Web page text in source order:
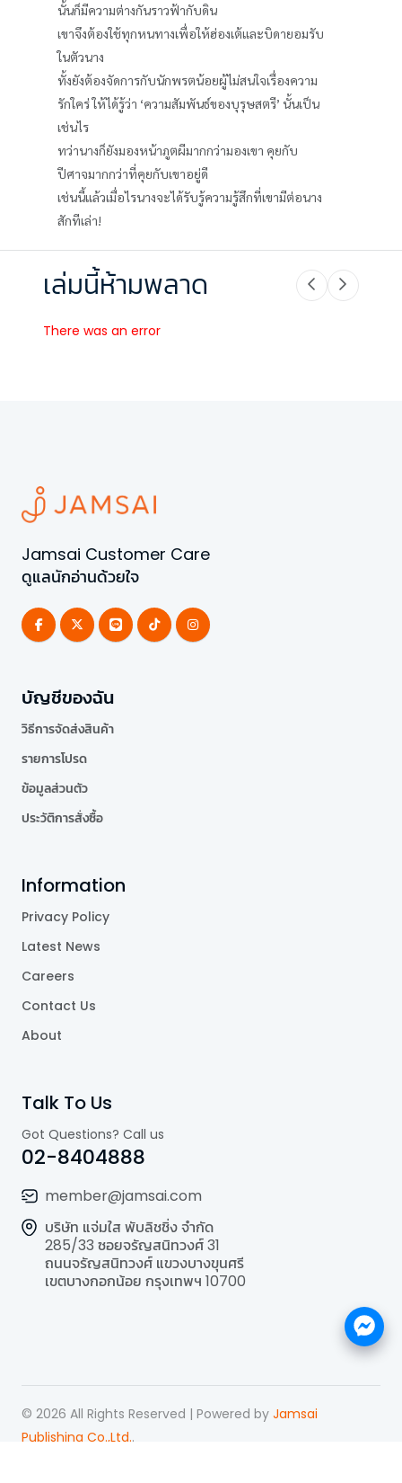
นั้นก็มีความต่างกันราวฟ้ากับดิน
เขาจึงต้องใช้ทุกหนทางเพื่อให้ฮ่องเต้และบิดายอมรับ
ในตัวนาง
ทั้งยังต้องจัดการกับนักพรตน้อยผู้ไม่สนใจเรื่องความ
รักใคร่ ให้ได้รู้ว่า ‘ความสัมพันธ์ของบุรุษสตรี’ นั้นเป็น
เช่นไร
ทว่านางก็ยังมองหน้าภูตผีมากกว่ามองเขา คุยกับ
ปีศาจมากกว่าที่คุยกับเขาอยู่ดี
เช่นนี้แล้วเมื่อไรนางจะได้รับรู้ความรู้สึกที่เขามีต่อนาง
สักทีเล่า!
เล่มนี้ห้ามพลาด
There was an error
Jamsai Customer Care
ดูแลนักอ่านด้วยใจ
บัญชีของฉัน
วิธีการจัดส่งสินค้า
รายการโปรด
ข้อมูลส่วนตัว
ประวัติการสั่งซื้อ
Information
Privacy Policy
Latest News
Careers
Contact Us
About
Talk To Us
Got Questions? Call us
02-8404888
member@jamsai.com
บริษัท แจ่มใส พับลิชชิ่ง จำกัด
285/33 ซอยจรัญสนิทวงศ์ 31
ถนนจรัญสนิทวงศ์ แขวงบางขุนศรี
เขตบางกอกน้อย กรุงเทพฯ 10700
© 2026 All Rights Reserved | Powered by Jamsai
Publishing Co.,Ltd..